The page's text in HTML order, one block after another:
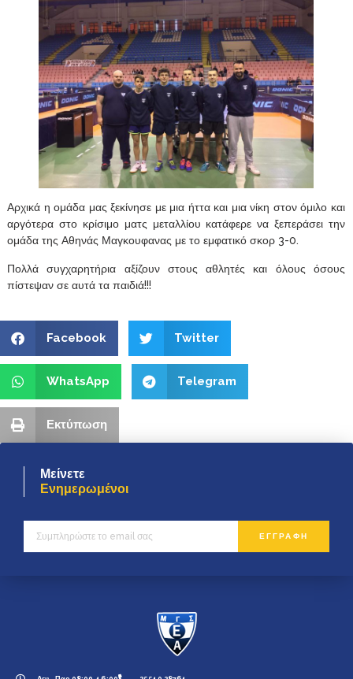
Αρχικά η ομάδα μας ξεκίνησε με μια ήττα και μια νίκη στον όμιλο και
αργότερα στο κρίσιμο ματς μεταλλίου κατάφερε να ξεπεράσει την
ομάδα της Αθηνάς Μαγκουφανας με το εμφατικό σκορ 3-0.
Πολλά συγχαρητήρια αξίζουν στους αθλητές και όλους όσους
πίστεψαν σε αυτά τα παιδιά!!!
Facebook Twitter
WhatsApp Telegram
Εκτύπωση
Μείνετε
Ενημερωμένοι
ΕΓΓΡΑΦΗ